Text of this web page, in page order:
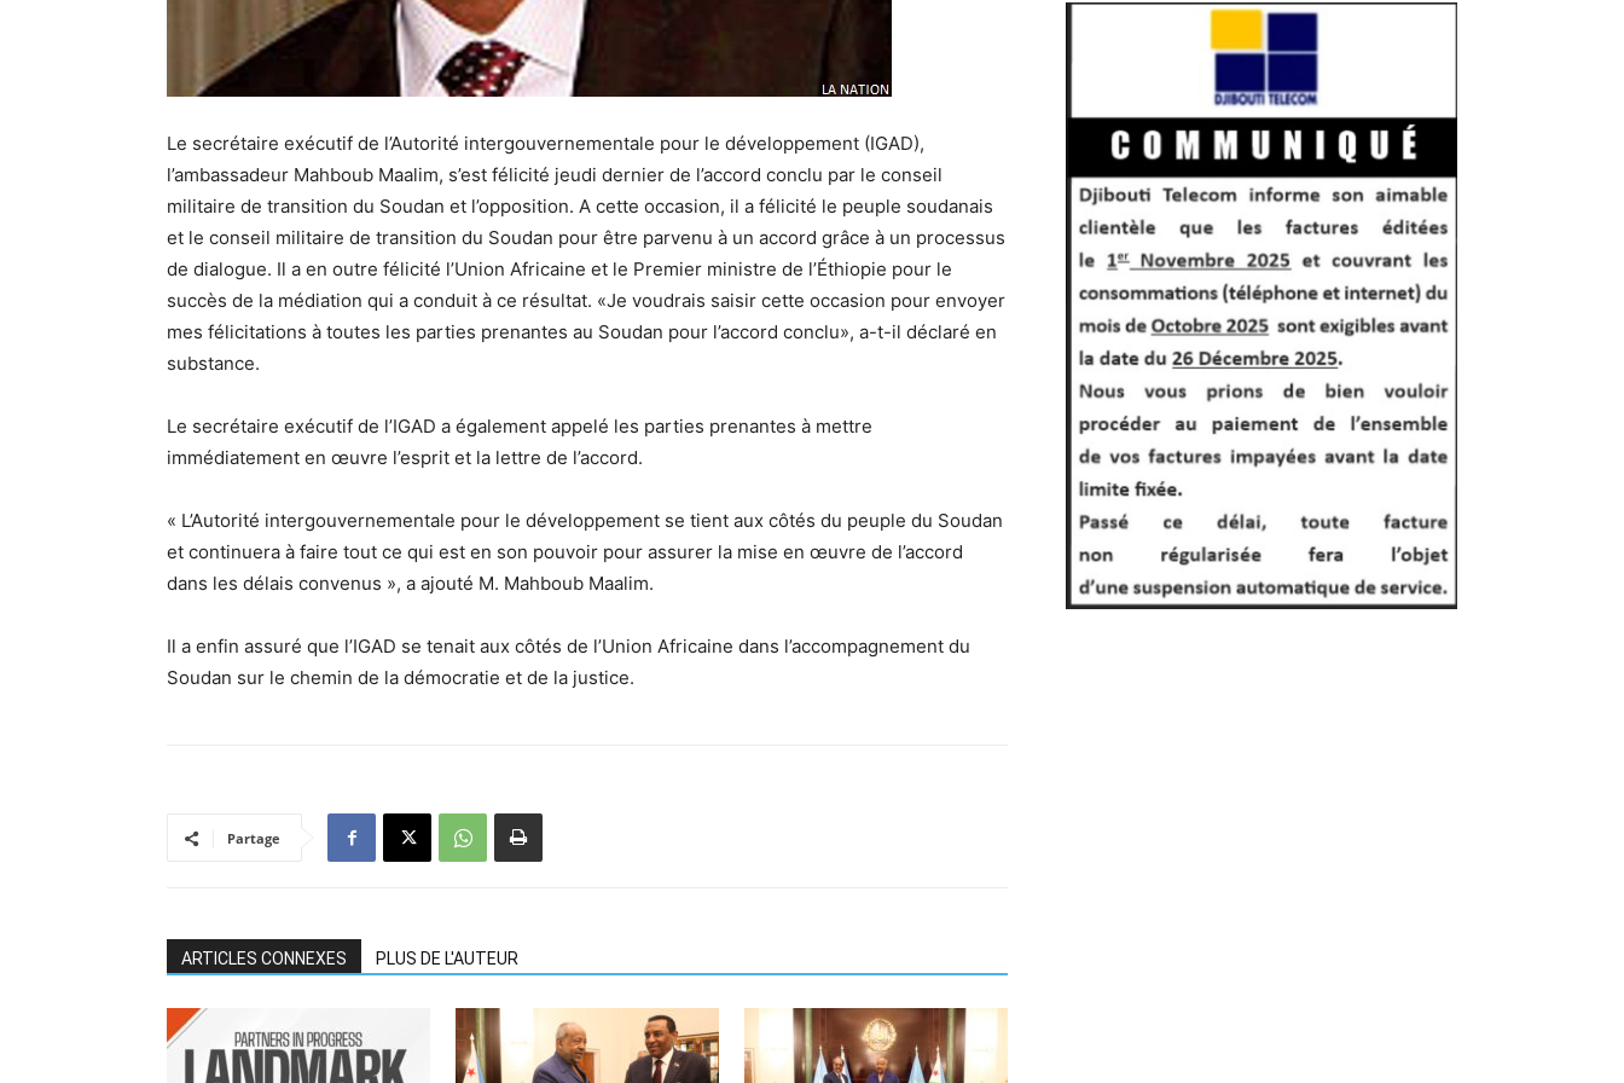
Le secrétaire exécutif de l’Autorité intergouvernementale pour le développement (IGAD),
l’ambassadeur Mahboub Maalim, s’est félicité jeudi dernier de l’accord conclu par le conseil
militaire de transition du Soudan et l’opposition. A cette occasion, il a félicité le peuple soudanais
et le conseil militaire de transition du Soudan pour être parvenu à un accord grâce à un processus
de dialogue. Il a en outre félicité l’Union Africaine et le Premier ministre de l’Éthiopie pour le
succès de la médiation qui a conduit à ce résultat. «Je voudrais saisir cette occasion pour envoyer
mes félicitations à toutes les parties prenantes au Soudan pour l’accord conclu», a-t-il déclaré en
substance.
Le secrétaire exécutif de l’IGAD a également appelé les parties prenantes à mettre
immédiatement en œuvre l’esprit et la lettre de l’accord.
« L’Autorité intergouvernementale pour le développement se tient aux côtés du peuple du Soudan
et continuera à faire tout ce qui est en son pouvoir pour assurer la mise en œuvre de l’accord
dans les délais convenus », a ajouté M. Mahboub Maalim.
Il a enfin assuré que l’IGAD se tenait aux côtés de l’Union Africaine dans l’accompagnement du
Soudan sur le chemin de la démocratie et de la justice.
Partage
ARTICLES CONNEXES PLUS DE L'AUTEUR